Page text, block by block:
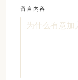
留言内容